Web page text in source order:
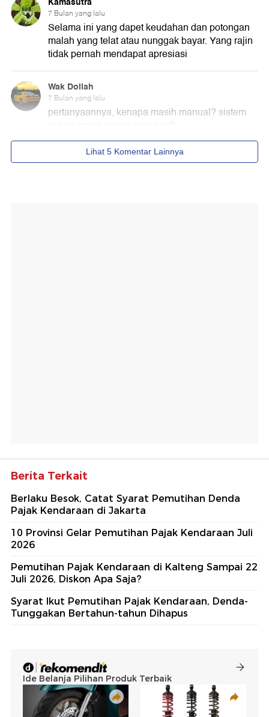
Berita Terkait
Berlaku Besok, Catat Syarat Pemutihan Denda
Pajak Kendaraan di Jakarta
10 Provinsi Gelar Pemutihan Pajak Kendaraan Juli
2026
Pemutihan Pajak Kendaraan di Kalteng Sampai 22
Juli 2026, Diskon Apa Saja?
Syarat Ikut Pemutihan Pajak Kendaraan, Denda-
Tunggakan Bertahun-tahun Dihapus